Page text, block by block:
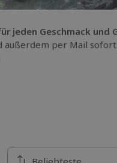
jeden Geschmack und
außerdem per Mail
Sortieren nach